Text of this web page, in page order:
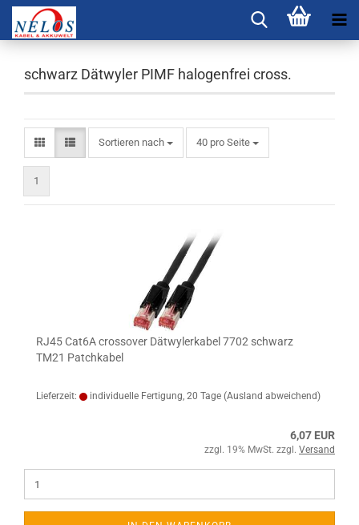
schwarz Dätwyler PIMF halogenfrei cross.
Sortieren nach
Sortieren nach 40 pro Seite
pro Seite
1
RJ45 Cat6A crossover Dätwylerkabel 7702 schwarz
TM21 Patchkabel
Lieferzeit: individuelle Fertigung, 20 Tage (Ausland abweichend)
6,07 EUR
zzgl. 19% MwSt. zzgl. Versand